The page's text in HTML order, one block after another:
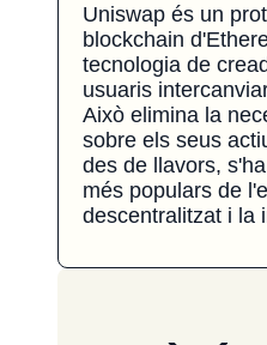
Uniswap és un
blockchain
tecnologia de
usuaris
Això elimina la
sobre els seus
des de llavors,
més populars de
descentralitzat i la